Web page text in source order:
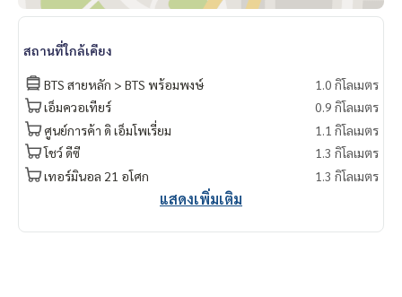
1 month rental in advance
ให้เช่า คอนโด Siamese 39 ใกล้ BTS พร้อมพงษ์ เฟอร์ครบ พร้อมเ
ข้าอยู่
3 ห้องนอน | 3 ห้องน้ำ
ขนาด 113 ตรม. ชั้น 7
项目名称：Siamese 39,
3 卧室，3 浴室 , 113 平方米
费用 : 75,000 銖/月
สถานที่ใกล้เคียง
BTS สายหลัก > BTS พร้อมพงษ์
1.0 กิโลเมตร
เอ็มควอเทียร์
0.9 กิโลเมตร
ศูนย์การค้า ดิ เอ็มโพเรี่ยม
1.1 กิโลเมตร
โชว์ ดีซี
1.3 กิโลเมตร
เทอร์มินอล 21 อโศก
1.3 กิโลเมตร
แสดงเพิ่มเติม